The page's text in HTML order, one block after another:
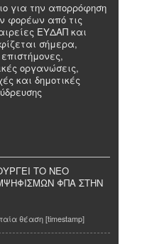
για την απορρόφηση
φορέων από τις
ΕΥΔΑΠ και
σήμερα,
οργανώσεις,
και δημοτικές
ΤΟ ΝΕΟ
ΦΠΑ ΣΤΗΝ
θέαση [timestamp]